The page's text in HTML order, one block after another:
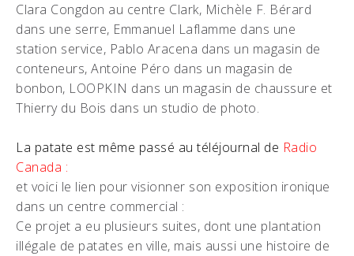
Clara Congdon au centre Clark, Michèle F. Bérard
dans une serre, Emmanuel Laflamme dans une
station service, Pablo Aracena dans un magasin de
conteneurs, Antoine Péro dans un magasin de
bonbon, LOOPKIN dans un magasin de chaussure et
Thierry du Bois dans un studio de photo.
La patate est même passé au téléjournal de Radio
Canada :
et voici le lien pour visionner son exposition ironique
dans un centre commercial :
Ce projet a eu plusieurs suites, dont une plantation
illégale de patates en ville, mais aussi une histoire de